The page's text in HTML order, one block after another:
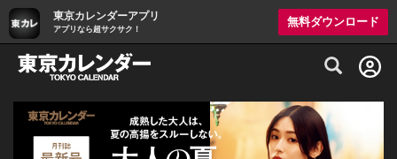
東京カレンダーアプリ
アプリなら超サクサク！
無料ダウンロード
グルメ情報・プレミアムレストラン予約